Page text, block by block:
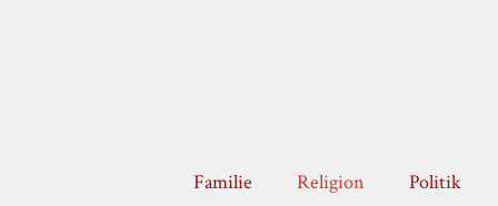
Familie Religion Politik